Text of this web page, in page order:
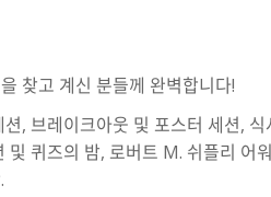
찾고 계신 분들께 완벽합니다!
, 브레이크아웃 및 포스터 세션, 식
및 퀴즈의 밤, 로버트 M. 쉬플리 어
.